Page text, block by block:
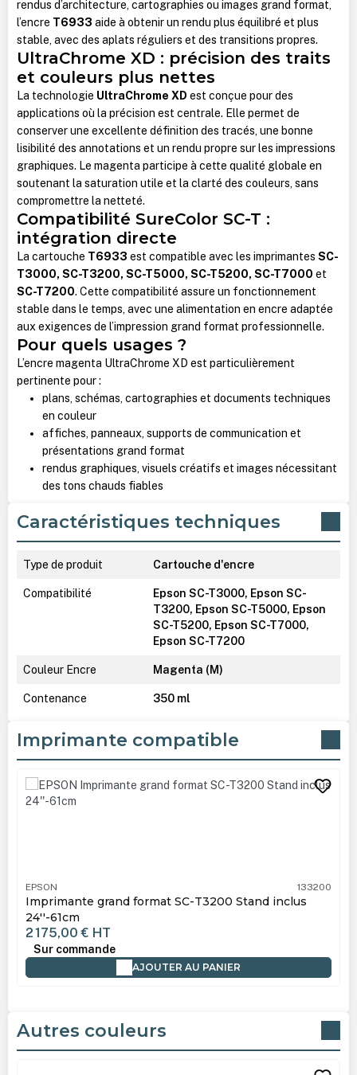
rendus d’architecture, cartographies ou images grand format,
l’encre T6933 aide à obtenir un rendu plus équilibré et plus
stable, avec des aplats réguliers et des transitions propres.
UltraChrome XD : précision des traits
et couleurs plus nettes
La technologie UltraChrome XD est conçue pour des
applications où la précision est centrale. Elle permet de
conserver une excellente définition des tracés, une bonne
lisibilité des annotations et un rendu propre sur les impressions
graphiques. Le magenta participe à cette qualité globale en
soutenant la saturation utile et la clarté des couleurs, sans
compromettre la netteté.
Compatibilité SureColor SC-T :
intégration directe
La cartouche T6933 est compatible avec les imprimantes SC-
T3000, SC-T3200, SC-T5000, SC-T5200, SC-T7000 et
SC-T7200. Cette compatibilité assure un fonctionnement
stable dans le temps, avec une alimentation en encre adaptée
aux exigences de l’impression grand format professionnelle.
Pour quels usages ?
L’encre magenta UltraChrome XD est particulièrement
pertinente pour :
plans, schémas, cartographies et documents techniques
en couleur
affiches, panneaux, supports de communication et
présentations grand format
rendus graphiques, visuels créatifs et images nécessitant
des tons chauds fiables
Caractéristiques techniques
Type de produit Cartouche d'encre
Compatibilité
Epson SC-T3000, Epson SC-
T3200, Epson SC-T5000, Epson
SC-T5200, Epson SC-T7000,
Epson SC-T7200
Couleur Encre Magenta (M)
Contenance 350 ml
Imprimante compatible
Ignorer la galerie de produits
EPSON 133200
Imprimante grand format SC-T3200 Stand inclus
24''-61cm
2 175,00 € HT
Sur commande
AJOUTER AU PANIER
Autres couleurs